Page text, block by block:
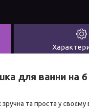
для ванни на
та проста у